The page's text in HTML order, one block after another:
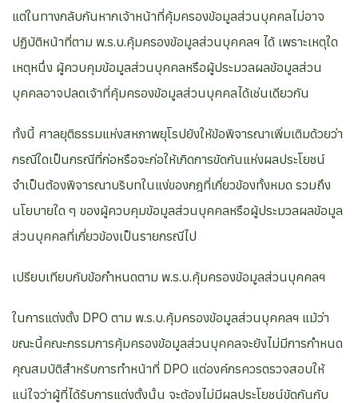
แต่ในทางกลับกันหากเจ้าหน้าที่คุ้มครองข้อมูลส่วนบุคคลไม่อาจ
ปฏิบัติหน้าที่ตาม พ.ร.บ.คุ้มครองข้อมูลส่วนบุคคลฯ ได้ เพราะเหตุใด
เหตุหนึ่ง ผู้ควบคุมข้อมูลส่วนบุคคลหรือผู้ประมวลผลข้อมูลส่วน
บุคคลอาจปลดเจ้าที่คุ้มครองข้อมูลส่วนบุคคลได้เช่นเดียวกัน
ทั้งนี้ ศาลยุติธรรมแห่งสหภาพยุโรปยังให้ข้อพิจารณาเพิ่มเติมด้วยว่า
กรณีใดเป็นกรณีที่ก่อหรือจะก่อให้เกิดการขัดกันแห่งผลประโยชน์
จำเป็นต้องพิจารณาบริบทในแง่ของกฎที่เกี่ยวข้องทั้งหมด รวมถึง
นโยบายใด ๆ ของผู้ควบคุมข้อมูลส่วนบุคคลหรือผู้ประมวลผลข้อมูล
ส่วนบุคคลที่เกี่ยวข้องเป็นรายกรณีไป
เปรียบเทียบกับข้อกำหนดตาม พ.ร.บ.คุ้มครองข้อมูลส่วนบุคคลฯ
ในการแต่งตั้ง DPO ตาม พ.ร.บ.คุ้มครองข้อมูลส่วนบุคคลฯ แม้ว่า
ขณะนี้คณะกรรมการคุ้มครองข้อมูลส่วนบุคคลจะยังไม่มีการกำหนด
คุณสมบัติสำหรับการทำหน้าที่ DPO แต่องค์กรควรตรวจสอบให้
แน่ใจว่าผู้ที่ได้รับการแต่งตั้งนั้น จะต้องไม่มีผลประโยชน์ขัดกันกับ